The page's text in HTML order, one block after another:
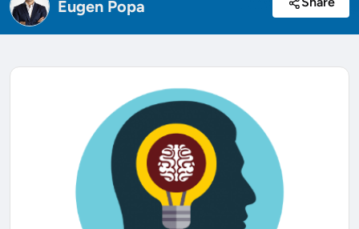
Eugen Popa